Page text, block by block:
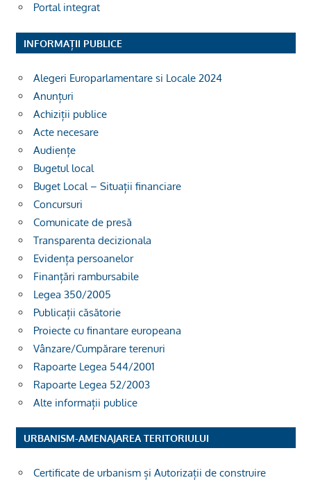
Portal integrat
INFORMAȚII PUBLICE
Alegeri Europarlamentare si Locale 2024
Anunțuri
Achiziții publice
Acte necesare
Audiențe
Bugetul local
Buget Local – Situații financiare
Concursuri
Comunicate de presă
Transparenta decizionala
Evidența persoanelor
Finanțări rambursabile
Legea 350/2005
Publicații căsătorie
Proiecte cu finantare europeana
Vânzare/Cumpărare terenuri
Rapoarte Legea 544/2001
Rapoarte Legea 52/2003
Alte informații publice
URBANISM-AMENAJAREA TERITORIULUI
Certificate de urbanism și Autorizații de construire